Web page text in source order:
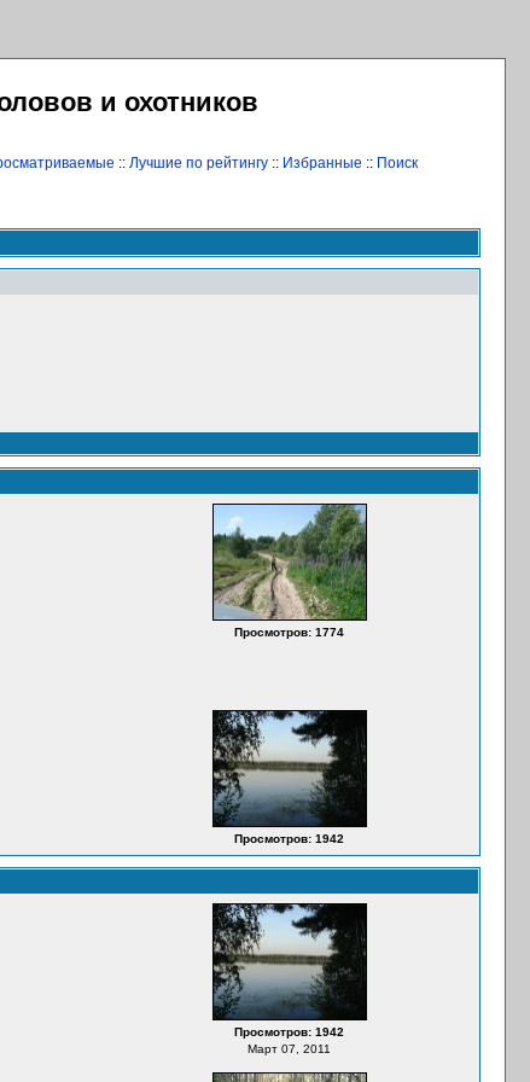
и охотников
:: Лучшие по рейтингу:: Избранные :: Поиск
Просмотров: 1774
Просмотров: 1942
Просмотров: 1942
Март 07, 2011